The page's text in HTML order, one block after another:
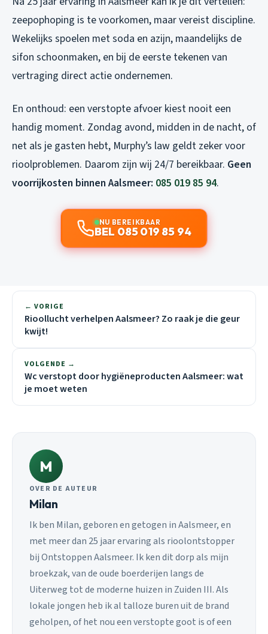
zeepophoping is te voorkomen, maar vereist discipline.
Wekelijks spoelen met soda en azijn, maandelijks de
sifon schoonmaken, en bij de eerste tekenen van
vertraging direct actie ondernemen.
En onthoud: een verstopte afvoer kiest nooit een
handig moment. Zondag avond, midden in de nacht, of
net als je gasten hebt, Murphy’s law geldt zeker voor
rioolproblemen. Daarom zijn wij 24/7 bereikbaar. Geen
voorrijkosten binnen Aalsmeer: 085 019 85 94.
NU BEREIKBAAR
BEL 085 019 85 94
← VORIGE
Rioollucht verhelpen Aalsmeer? Zo raak je die geur
kwijt!
VOLGENDE →
Wc verstopt door hygiëneproducten Aalsmeer: wat
je moet weten
M
OVER DE AUTEUR
Milan
Ik ben Milan, geboren en getogen in Aalsmeer, en
met meer dan 25 jaar ervaring als rioolontstopper
bij Ontstoppen Aalsmeer. Ik ken dit dorp als mijn
broekzak, van de oude boerderijen langs de
Uiterweg tot de moderne huizen in Zuiden III. Als
lokale jongen heb ik al talloze buren uit de brand
geholpen, of het nou een verstopte goot is of een